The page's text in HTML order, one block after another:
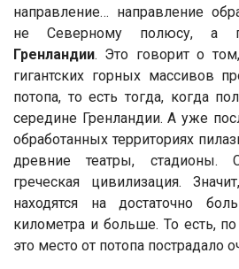
направление… направление
не Северному полюсу, а
Гренландии. Это говорит о
гигантских горных массивов
потопа, то есть тогда, когда
середине Гренландии. А уже
обработанных территориях
древние театры, стадионы.
греческая цивилизация.
находятся на достаточно
километра и больше. То есть,
это место от потопа пострадало